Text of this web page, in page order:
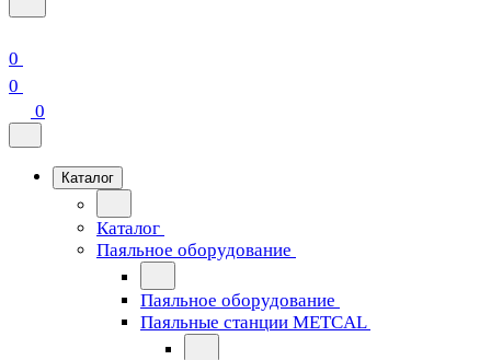
0
0
0
Каталог
Каталог
Паяльное оборудование
Паяльное оборудование
Паяльные станции METCAL